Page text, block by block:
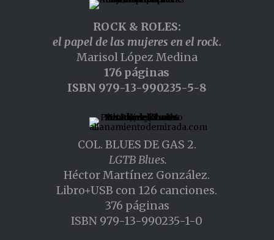
ROCK & ROLES:
el papel de las mujeres en el rock.
Marisol López Medina
176 páginas
ISBN 979-13-990235-5-8
COL. BLUES DE GAS 2.
LGTB Blues.
Héctor Martínez González.
Libro+USB con 126 canciones.
376 páginas
ISBN 979-13-990235-1-0